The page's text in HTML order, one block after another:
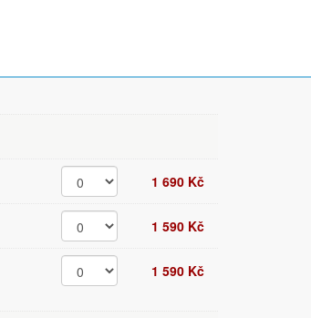
1 690 Kč
1 590 Kč
1 590 Kč